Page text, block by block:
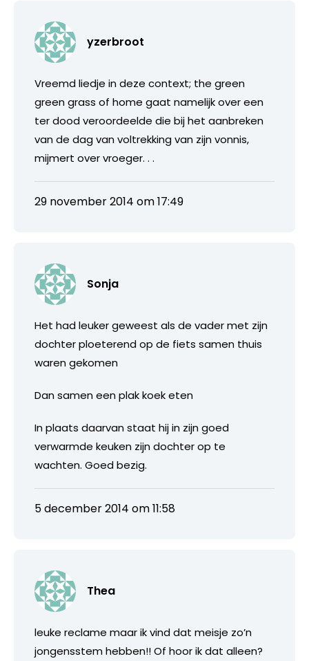
yzerbroot
Vreemd liedje in deze context; the green
green grass of home gaat namelijk over een
ter dood veroordeelde die bij het aanbreken
van de dag van voltrekking van zijn vonnis,
mijmert over vroeger. . .
29 november 2014 om 17:49
Sonja
Het had leuker geweest als de vader met zijn
dochter ploeterend op de fiets samen thuis
waren gekomen
Dan samen een plak koek eten
In plaats daarvan staat hij in zijn goed
verwarmde keuken zijn dochter op te
wachten. Goed bezig.
5 december 2014 om 11:58
Thea
leuke reclame maar ik vind dat meisje zo’n
jongensstem hebben!! Of hoor ik dat alleen?